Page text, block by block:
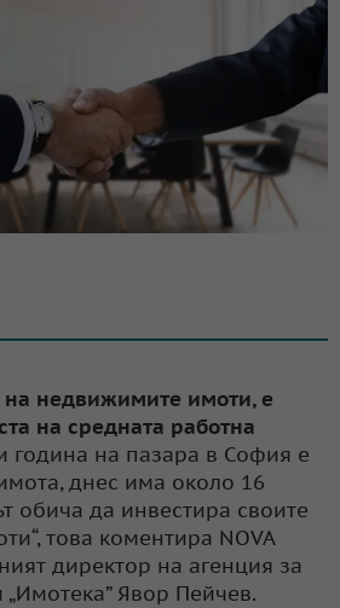
на недвижимите имоти, е
на средната работна
година на пазара в София е
днес има около 16
обича да инвестира своите
това коментира NOVA
директор на агенция за
Явор Пейчев.